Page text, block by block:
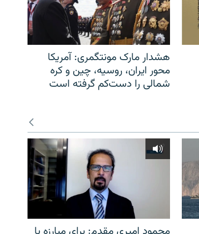
هشدار مارک مونتگمری: آمریکا
محور ایران، روسیه، چین و کره
شمالی را دست‌کم گرفته است